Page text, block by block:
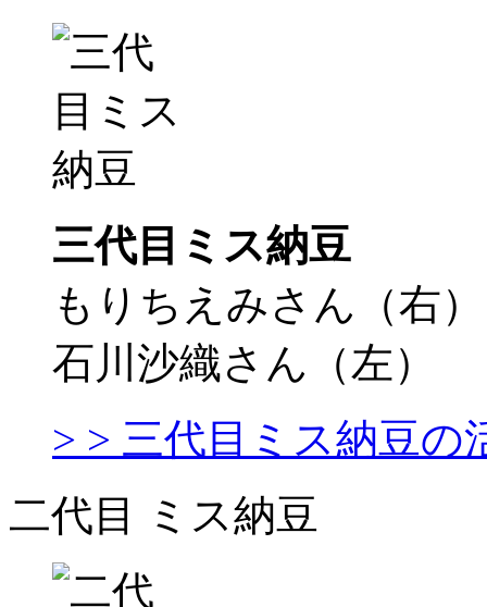
三代目ミス納豆
もりちえみさん（右）
石川沙織さん（左）
> > 三代目ミス納豆の
二代目 ミス納豆